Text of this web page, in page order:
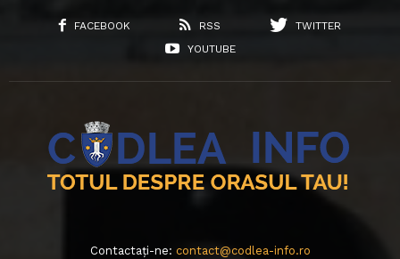
FACEBOOK RSS
TWITTER
YOUTUBE
Contactați-ne: contact@codlea-info.ro